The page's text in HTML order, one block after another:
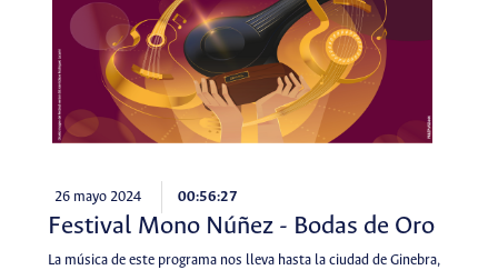
26 mayo 2024 00:56:27
Festival Mono Núñez - Bodas de Oro
La música de este programa nos lleva hasta la ciudad de Ginebra,